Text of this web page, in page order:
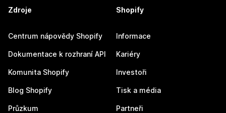
Zdroje
Centrum nápovědy Shopify
Dokumentace k rozhraní API
Komunita Shopify
Blog Shopify
Průzkum
Shopify
Informace
Kariéry
Investoři
Tisk a média
Partneři